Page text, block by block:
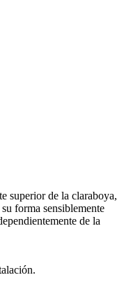
superior de la claraboya,
forma sensiblemente
de la